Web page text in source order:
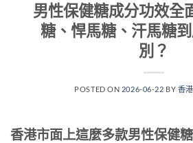
男性保健糖成分功效全
糖、悍馬糖、汗馬糖
別？
POSTED ON 2026-06-22 BY 香
香港市面上這麼多款男性保健